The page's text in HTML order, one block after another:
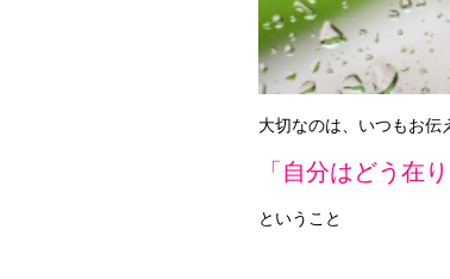
大切なのは、いつもお伝
「自分はどう在
ということ